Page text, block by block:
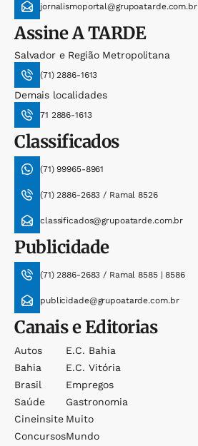
jornalismoportal@grupoatarde.com.br
AssineA TARDE
Salvador e Região Metropolitana
(71) 2886-1613
Demais localidades
71 2886-1613
Classificados
(71) 99965-8961
(71) 2886-2683 / Ramal 8526
classificados@grupoatarde.com.br
Publicidade
(71) 2886-2683 / Ramal 8585 | 8586
publicidade@grupoatarde.com.br
Canais e Editorias
Autos
Bahia
Brasil
Saúde
Cineinsite
Concursos
E.c. Bahia
E.c. Vitória
Empregos
Gastronomia
Muito
Mundo